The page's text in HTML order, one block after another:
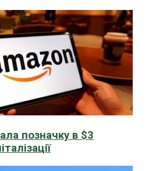
позначку в $3